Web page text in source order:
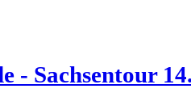
- Sachsentour